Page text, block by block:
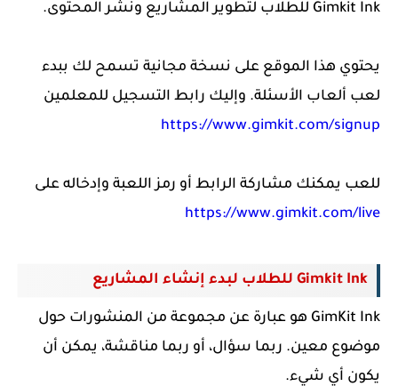
Gimkit Ink للطلاب لتطوير المشاريع ونشر المحتوى.
يحتوي هذا الموقع على نسخة مجانية تسمح لك ببدء
لعب ألعاب الأسئلة. وإليك رابط التسجيل للمعلمين
https://www.gimkit.com/signup
للعب يمكنك مشاركة الرابط أو رمز اللعبة وإدخاله على
https://www.gimkit.com/live
Gimkit Ink للطلاب لبدء إنشاء المشاريع
GimKit Ink هو عبارة عن مجموعة من المنشورات حول
موضوع معين. ربما سؤال، أو ربما مناقشة، يمكن أن
يكون أي شيء.